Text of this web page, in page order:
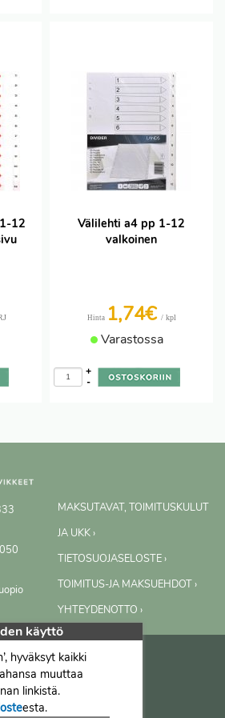
12
Välilehti a4 pp 1-12
valkoinen
Hinta 1,74€ / kpl
Varastossa
-
+
MAKSUTAVAT, TOIMITUSKULUT
JA UKK ›
TIETOSUOJASELOSTE ›
TOIMITUS-JA MAKSUEHDOT ›
YHTEYDENOTTO ›
käyttö
hyväksyt kaikki
muuttaa
linkistä.
esta.